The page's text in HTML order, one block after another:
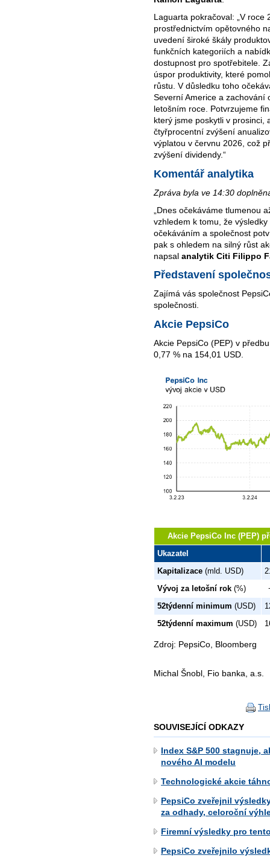
Laguarta pokračoval: „V roce
prostřednictvím opětovného
uvedení široké škály
funkčních kategoriích a
dostupnost pro spotřebitele.
úspor produktivity, které
růstu. V důsledku toho
Severní Americe a zachování
letošním roce. Potvrzujeme
který jsme poskytli v prosinci,
čtyřprocentní zvýšení
výplatou v červnu 2026, což
zvýšení dividendy.“
Komentář analytika
Zpráva byla ve 14:30
„Dnes očekáváme tlumenou
vzhledem k tomu, že
očekáváním a společnost
pak s ohledem na silný růst
napsal analytik Citi Filippo
Představení
Zajímá vás společnost
společnosti.
Akcie PepsiCo
Akcie PepsiCo (PEP) v
0,77 % na 154,01 USD.
Akcie PepsiCo Inc (PEP)
Ukazatel
Kapitalizace (mld. USD)
Vývoj za letošní rok (%)
52týdenní minimum (USD)
52týdenní maximum (USD)
Zdroj: PepsiCo, Bloomberg
Michal Šnobl, Fio banka, a.s.
SOUVISEJÍCÍ ODKAZY
Index S&P 500 stagnuje,
nového AI modelu
Technologické akcie
PepsiCo zveřejnil
za odhady, celoroční
Firemní výsledky pro
PepsiCo zveřejnilo